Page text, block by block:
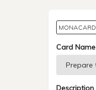
MONACARD
Card Name
Description